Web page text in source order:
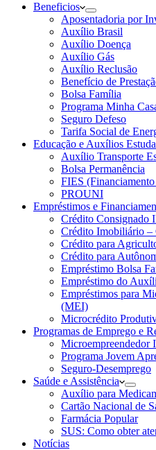
Beneficios
Aposentadoria por
Auxílio Brasil
Auxílio Doença
Auxílio Gás
Auxílio Reclusão
Benefício de
Bolsa Família
Programa Minha
Seguro Defeso
Tarifa Social de
Educação e Auxílios
Auxílio Transporte
Bolsa Permanência
FIES
PROUNI
Empréstimos e
Crédito Consignado
Crédito Imobiliário –
Crédito para
Crédito para
Empréstimo Bolsa
Empréstimo do
Empréstimos para
(MEI)
Microcrédito
Programas de Emprego e
Programa Jovem
Seguro-Desemprego
Saúde e Assistência
Auxílio para
Cartão Nacional de
Farmácia Popular
SUS: Como obter
Notícias